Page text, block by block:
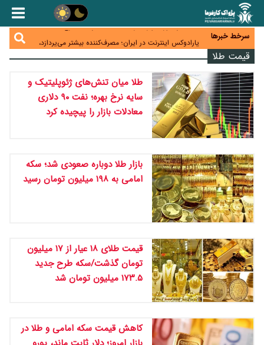
سرخط خبرها
زائران اربعین نگران ارز باقی‌مانده نباشند؛ خرید دینار در
جنگ کریدورها وارد فاز جدید شد؛ سرمایه‌گذاری ۳۴۵
پارادوکس اینترنت در ایران؛ مصرف‌کننده بیشتر می‌پردازد،
شبکه کمتر توسعه می‌یابد
تأمین سرمایه در گردش بدون خلق نقدینگی؛ نقش
معمای تأمین ۸۰ همت معوقات بازنشستگان؛ بانک رفاه
وارد میدان شد
قیمت طلا
طلا میان تنش‌های ژئوپلیتیک و
سایه نرخ بهره؛ نفت ۹۰ دلاری
معادلات بازار را پیچیده کرد
بازار طلا دوباره صعودی شد؛ سکه
امامی به ۱۹۸ میلیون تومان رسید
قیمت طلای ۱۸ عیار از ۱۷ میلیون
تومان گذشت/سکه طرح جدید
۱۷۳.۵ میلیون تومان شد
کاهش قیمت سکه امامی و طلا در